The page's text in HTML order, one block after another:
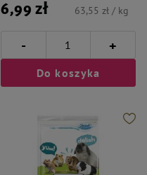
6,99 zł 63,55 zł / kg
- +
Do koszyka